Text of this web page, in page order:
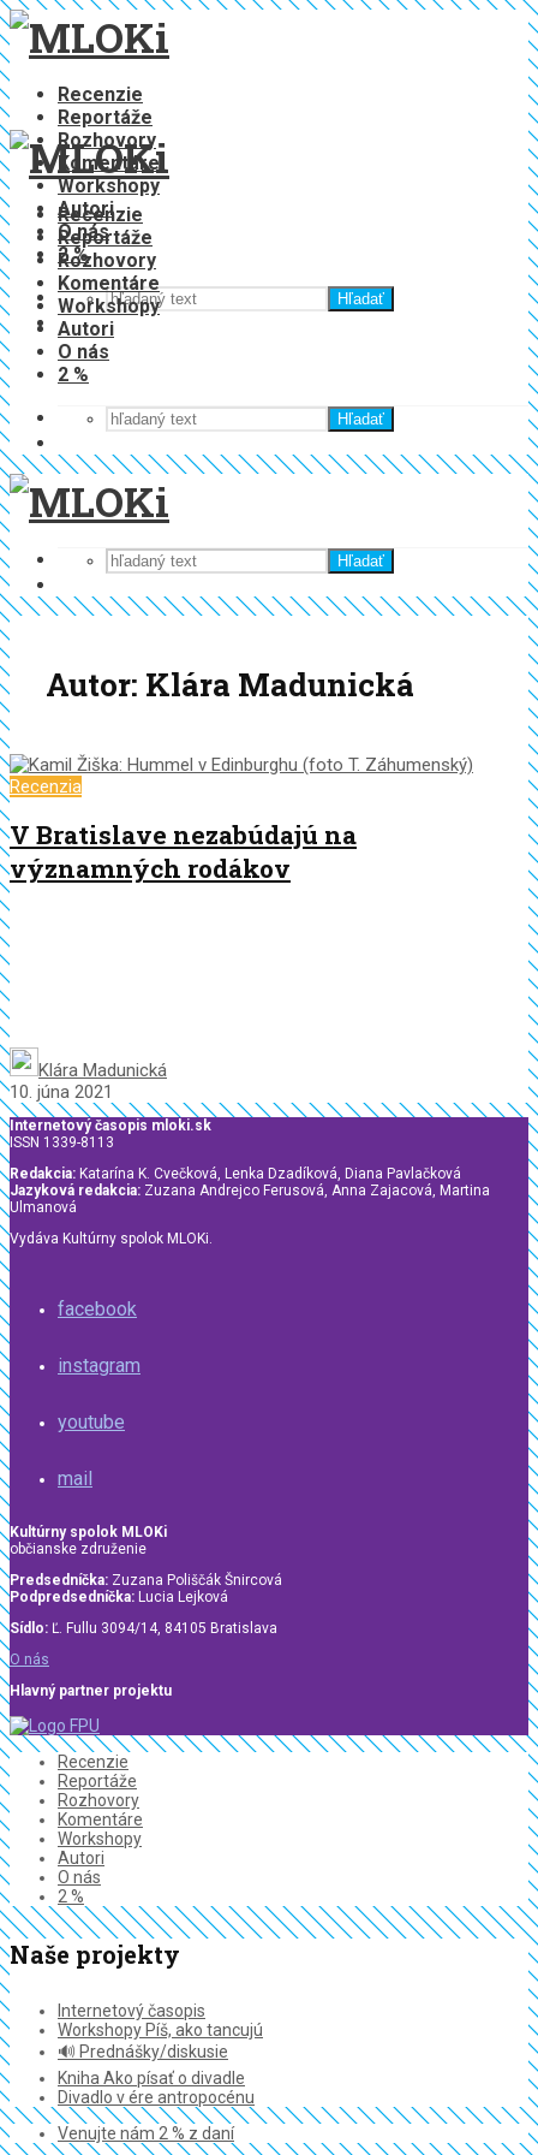
Recenzie
Reportáže
Rozhovory
Komentáre
Workshopy
Autori
O nás
2 %
Hľadať
Recenzie
Reportáže
Rozhovory
Komentáre
Workshopy
Autori
O nás
2 %
Hľadať
Hľadať
Autor: Klára Madunická
Recenzia
V Bratislave nezabúdajú na
významných rodákov
Klára Madunická
10. júna 2021
Internetový časopis mloki.sk
ISSN 1339-8113
Redakcia: Katarína K. Cvečková, Lenka Dzadíková, Diana Pavlačková
Jazyková redakcia: Zuzana Andrejco Ferusová, Anna Zajacová, Martina
Ulmanová
Vydáva Kultúrny spolok MLOKi.
facebook
instagram
youtube
mail
Kultúrny spolok MLOKi
občianske združenie
Predsedníčka: Zuzana Poliščák Šnircová
Podpredsedníčka: Lucia Lejková
Sídlo: Ľ. Fullu 3094/14, 84105 Bratislava
O nás
Hlavný partner projektu
Recenzie
Reportáže
Rozhovory
Komentáre
Workshopy
Autori
O nás
2 %
Naše projekty
Internetový časopis
Workshopy Píš, ako tancujú
🔊 Prednášky/diskusie
Kniha Ako písať o divadle
Divadlo v ére antropocénu
Venujte nám 2 % z daní